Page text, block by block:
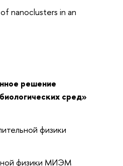
nanoclusters in an
решение
сред»
физики
физики МИЭМ